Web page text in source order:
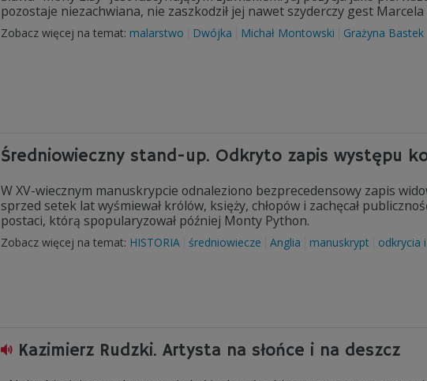
pozostaje niezachwiana, nie zaszkodził jej nawet szyderczy gest
Zobacz więcej na temat: malarstwo Dwójka Michał Montowski Grażyna Bastek
Średniowieczny stand-up. Odkryto zapis występu
W XV-wiecznym manuskrypcie odnaleziono bezprecedensowy zapis
sprzed setek lat wyśmiewał królów, księży, chłopów i zachęcał
postaci, którą spopularyzował później Monty Python.
Zobacz więcej na temat: HISTORIA średniowiecze Anglia manuskrypt odkrycia
Kazimierz Rudzki. Artysta na słońce i na deszcz